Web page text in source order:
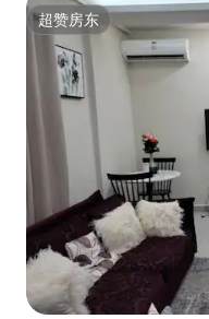
超赞房东
超赞房东